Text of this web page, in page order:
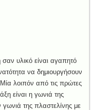
υλικό είναι αγαπητό
να δημιουργήσουν
λοιπόν από τις πρώτες
είναι η γωνιά της
της πλαστελίνης με